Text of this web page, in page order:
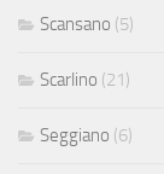
Scansano (5)
Scarlino (21)
Seggiano (6)